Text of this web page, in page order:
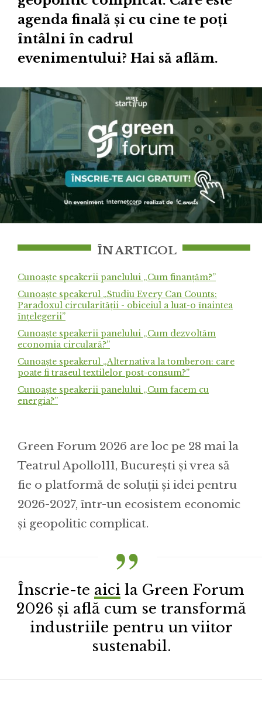
agenda finală și cu cine te poți
întâlni în cadrul
evenimentului? Hai să aflăm.
ÎN ARTICOL
Cunoaște speakerii panelului „Cum finanțăm?”
Cunoaște speakerul „Studiu Every Can Counts:
Paradoxul circularității - obiceiul a luat-o înaintea
înțelegerii”
Cunoaște speakerii panelului „Cum dezvoltăm
economia circulară?”
Cunoaște speakerul „Alternativa la tomberon: care
poate fi traseul textilelor post-consum?”
Cunoaște speakerii panelului „Cum facem cu
energia?”
Green Forum 2026 are loc pe 28 mai la
Teatrul Apollo111, București și vrea să
fie o platformă de soluții și idei pentru
2026-2027, într-un ecosistem economic
și geopolitic complicat.
Înscrie-te aici la Green Forum
2026 și află cum se transformă
industriile pentru un viitor
sustenabil.